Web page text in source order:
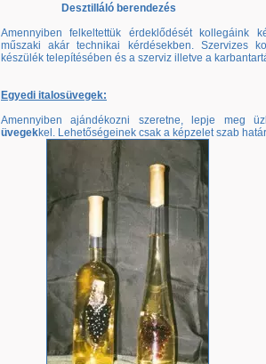
Desztilláló berendezés
Amennyiben felkeltettük érdeklődését kollegáink
műszaki akár technikai kérdésekben. Szervizes
készülék telepítésében és a szerviz illetve a
Egyedi italosüvegek:
Amennyiben ajándékozni szeretne, lepje meg
üvegekkel. Lehetőségeinek csak a képzelet szab